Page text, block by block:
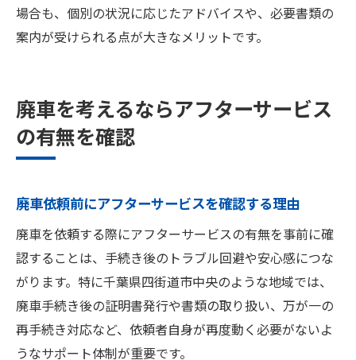
場合も、個別の状況に応じたアドバイスや、必要書類の
案内が受けられる点が大きなメリットです。
廃車を考えるならアフターサービス
の有無を確認
廃車依頼前にアフターサービスを確認する理由
廃車を依頼する際にアフターサービスの有無を事前に確
認することは、手続き後のトラブル回避や安心感につな
がります。特に千葉県四街道市中央のような地域では、
廃車手続き後の証明書発行や書類の取り扱い、万が一の
再手続き対応など、依頼者自身が再度動く必要がないよ
うなサポート体制が重要です。